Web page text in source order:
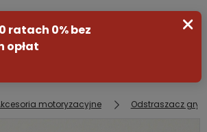
motoryzacyjne Odstraszacz